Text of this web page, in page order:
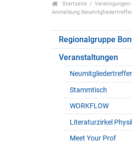
Startseite Vereinigungen
Anmeldung
Regionalgruppe
Veranstaltungen
Stammtisch
WORKFLOW
Literaturzirkel
Meet Your Prof